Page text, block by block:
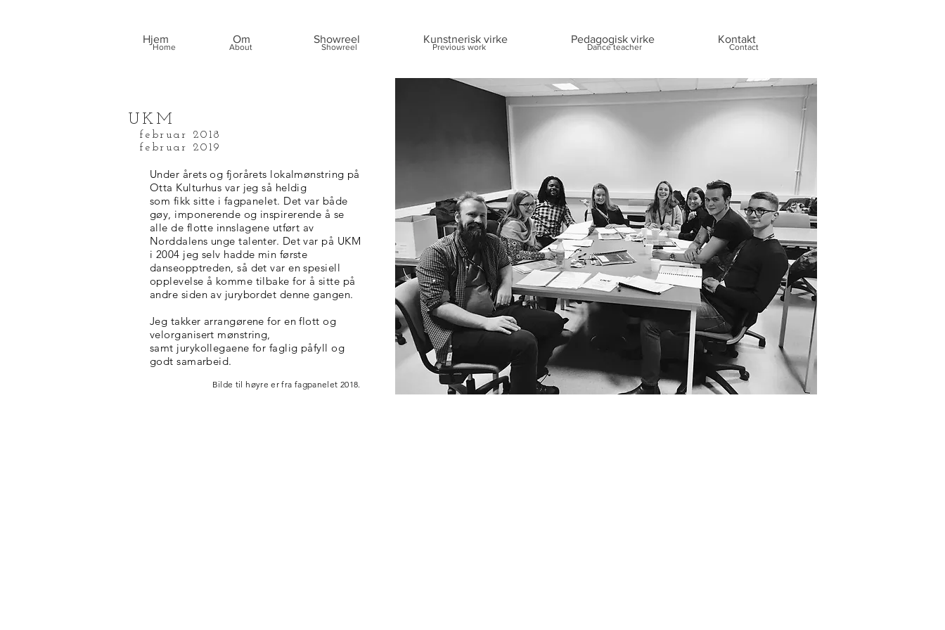
Home About Showreel Previous work Dance teacher Contact
Hjem Om Showreel Kunstnerisk virke Pedagogisk virke Kontakt
UKM
februar 2018
februar 2019
Under årets og fjorårets lokalmønstring på
Otta Kulturhus var jeg så heldig
som fikk sitte i fagpanelet. Det var både
gøy, imponerende og inspirerende å se
alle de flotte innslagene utført av
Norddalens unge talenter. Det var på UKM
i 2004 jeg selv hadde min første
danseopptreden, så det var en spesiell
opplevelse å komme tilbake for å sitte på
andre siden av jurybordet denne gangen.
Jeg takker arrangørene for en flott og
velorganisert mønstring,
samt jurykollegaene for faglig påfyll og
godt samarbeid.
Bilde til høyre er fra fagpanelet 2018.